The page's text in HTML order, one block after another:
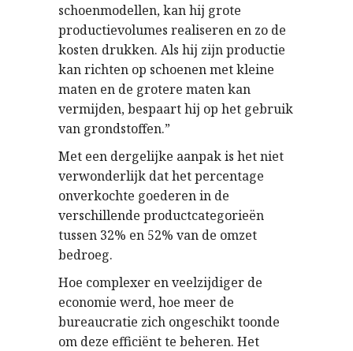
schoenmodellen, kan hij grote
productievolumes realiseren en zo de
kosten drukken. Als hij zijn productie
kan richten op schoenen met kleine
maten en de grotere maten kan
vermijden, bespaart hij op het gebruik
van grondstoffen.”
Met een dergelijke aanpak is het niet
verwonderlijk dat het percentage
onverkochte goederen in de
verschillende productcategorieën
tussen 32% en 52% van de omzet
bedroeg.
Hoe complexer en veelzijdiger de
economie werd, hoe meer de
bureaucratie zich ongeschikt toonde
om deze efficiënt te beheren. Het